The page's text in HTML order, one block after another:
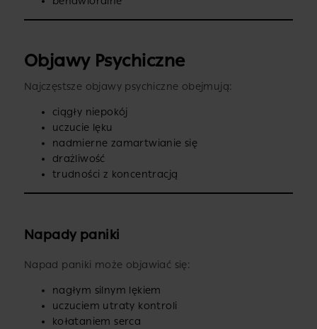
Objawy Psychiczne
Najczęstsze objawy psychiczne obejmują:
ciągły niepokój
uczucie lęku
nadmierne zamartwianie się
drażliwość
trudności z koncentracją
Napady paniki
Napad paniki może objawiać się:
nagłym silnym lękiem
uczuciem utraty kontroli
kołataniem serca